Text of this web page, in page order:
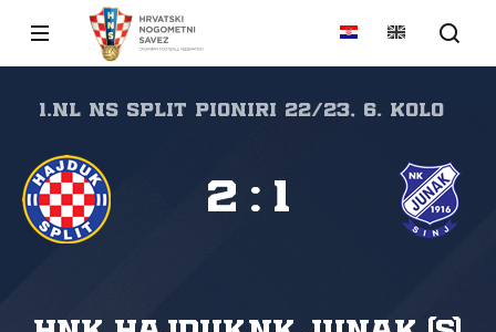
1.NL NS Split Pioniri 22/23, 6. kolo
2 : 1